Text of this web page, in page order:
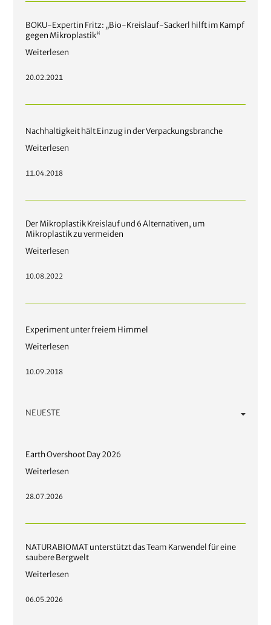
BOKU-Expertin Fritz: „Bio-Kreislauf-Sackerl hilft im Kampf
gegen Mikroplastik“
Weiterlesen
20.02.2021
Nachhaltigkeit hält Einzug in der Verpackungsbranche
Weiterlesen
11.04.2018
Der Mikroplastik Kreislauf und 6 Alternativen, um
Mikroplastik zu vermeiden
Weiterlesen
10.08.2022
Experiment unter freiem Himmel
Weiterlesen
10.09.2018
NEUESTE
Earth Overshoot Day 2026
Weiterlesen
28.07.2026
NATURABIOMAT unterstützt das Team Karwendel für eine
saubere Bergwelt
Weiterlesen
06.05.2026